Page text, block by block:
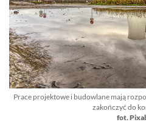
Prace projektowe i budowlane mają
zakończyć do
fot.